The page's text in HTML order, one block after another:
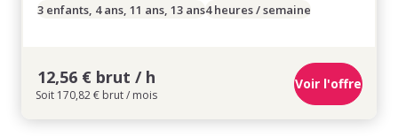
3 enfants, 4 ans, 11 ans, 13 ans4 heures / semaine
12,56 € brut / h
Soit 170,82 € brut / mois
Voir l'offre